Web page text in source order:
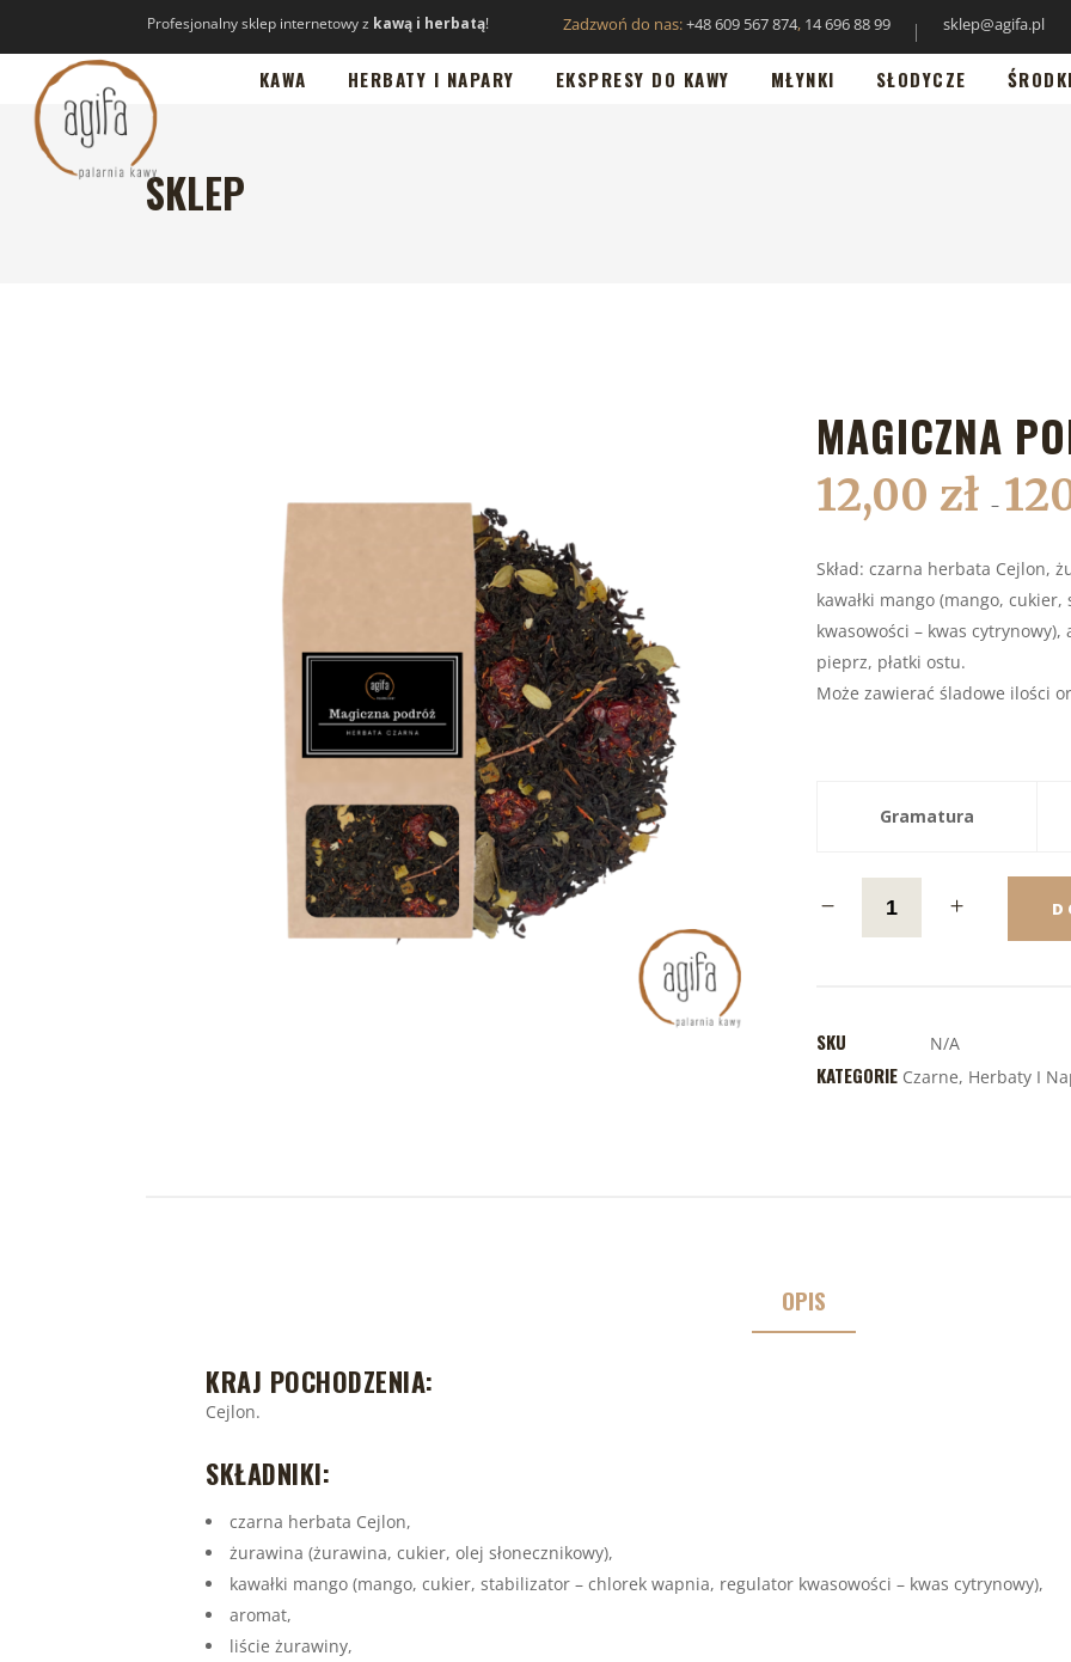
Profesjonalny sklep internetowy z kawą i herbatą! Zadzwoń do nas:+48 609 567 874, 14 696 88 99 sklep@agifa.pl
KAWA HERBATY I NAPARY EKSPRESY DO KAWY MŁYNKI SŁODYCZE
SKLEP
MAGICZNA
12,00 zł –
Skład: czarna herbata Cejlon,
kawałki mango (mango,
kwasowości – kwas
pieprz, płatki ostu.
Może zawierać śladowe ilości
Gramatura
SKU N/A
KATEGORIE Czarne, Herbaty I
OPIS
KRAJ POCHODZENIA:
Cejlon.
SKŁADNIKI:
czarna herbata Cejlon,
żurawina (żurawina, cukier, olej słonecznikowy),
kawałki mango (mango, cukier, stabilizator – chlorek wapnia, regulator kwasowości – kwas cytrynowy),
aromat,
liście żurawiny,